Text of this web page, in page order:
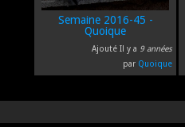
Semaine 2016-45 -
Quoique
Ajouté Il y a 9 années
par Quoique